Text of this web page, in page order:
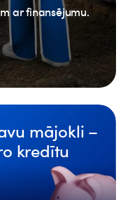
ar finansējumu.
mājokli –
kredītu